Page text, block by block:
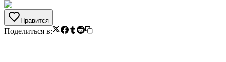
Нравится
Поделиться в: